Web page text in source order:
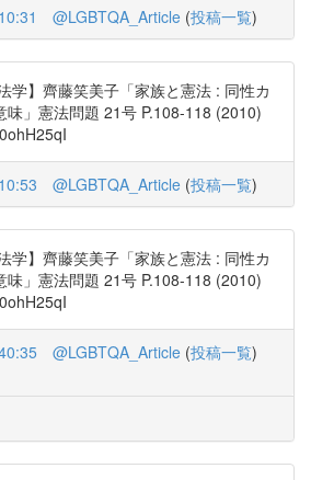
@LGBTQA_Article (投稿一覧)
学】齊藤笑美子「家族と憲法 : 同性カ
味」憲法問題 21号 P.108-118 (2010)
@LGBTQA_Article (投稿一覧)
学】齊藤笑美子「家族と憲法 : 同性カ
味」憲法問題 21号 P.108-118 (2010)
@LGBTQA_Article (投稿一覧)